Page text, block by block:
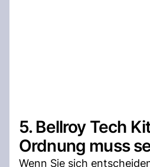
5. Bellroy Tech
Ordnung muss
Wenn Sie sich